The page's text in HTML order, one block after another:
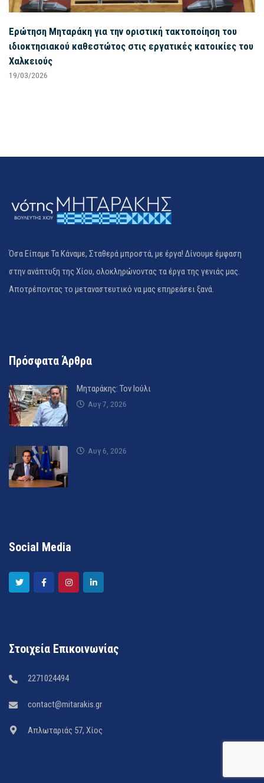
Ερώτηση Μηταράκη για την οριστική τακτοποίηση του
ιδιοκτησιακού καθεστώτος στις εργατικές κατοικίες του
Χαλκειούς
19/03/2026
Όσα Είπαμε Τα Κάναμε, Σταθερά μπροστά, με έργα! Δίνουμε έμφαση
στην ανάπτυξη της Χίου, ολοκληρώνοντας τα έργα της γενιάς μας.
Αποτρέποντας το μεταναστευτικό να μας επηρεάσει ξανά.
Πρόσφατα Άρθρα
Μηταράκης: Τον Ιούλι
Αυγ 7, 2026
Αυγ 6, 2026
Social Media
Στοιχεία Επικοινωνίας
2271024494
contact@mitarakis.gr
Απλωταριάς 57, Χίος